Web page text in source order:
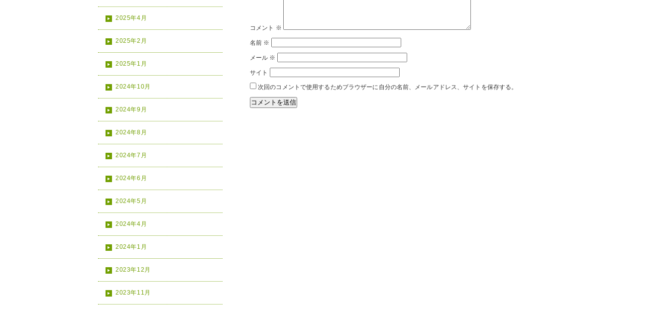
2025年4月
2025年2月
2025年1月
2024年10月
2024年9月
2024年8月
2024年7月
2024年6月
2024年5月
2024年4月
2024年1月
2023年12月
2023年11月
コメント ※
名前 ※
メール ※
サイト
次回のコメントで使用するためブラウザーに自分の名前、メールアドレス、サイトを保存する。